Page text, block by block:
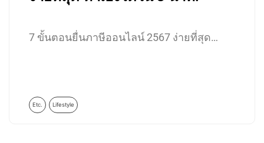
7 ขั้นตอนยื่นภาษีออนไลน์ 2567 ง่ายที่สุด…
Etc. Lifestyle